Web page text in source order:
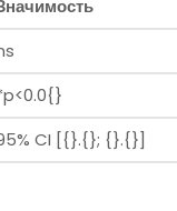
CI [{}.{}; {}.{}]